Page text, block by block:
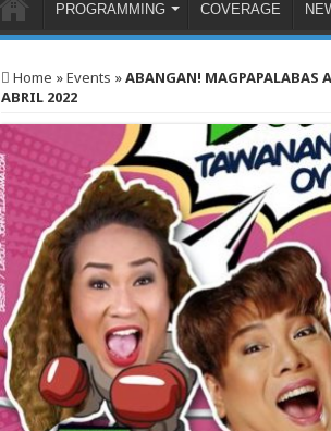
PROGRAMMING COVERAGE
Home »Events »ABANGAN! MAGPAPALABAS
ABRIL 2022